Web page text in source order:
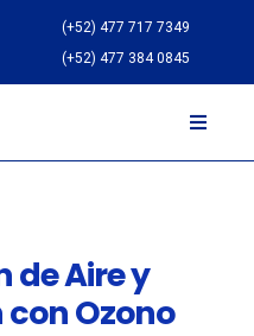
(+52) 477 717 7349
(+52) 477 384 0845
de Aire y
Ozono